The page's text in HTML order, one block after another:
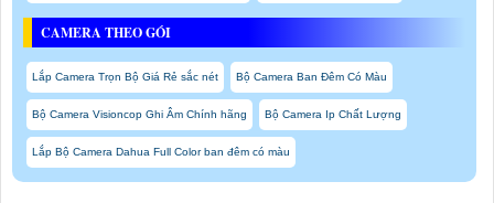
CAMERA THEO GÓI
Lắp Camera Trọn Bộ Giá Rẻ sắc nét Bộ Camera Ban Đêm Có Màu
Bộ Camera Visioncop Ghi Âm Chính hãng Bộ Camera Ip Chất Lượng
Lắp Bộ Camera Dahua Full Color ban đêm có màu